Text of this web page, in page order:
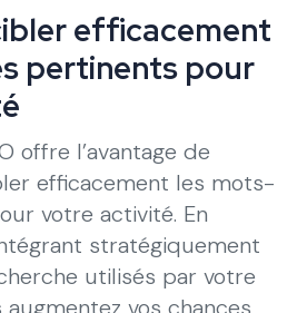
efficacement
pertinents pour
offre l’avantage de
efficacement les mots-
votre activité. En
stratégiquement
utilisés par votre
vos chances